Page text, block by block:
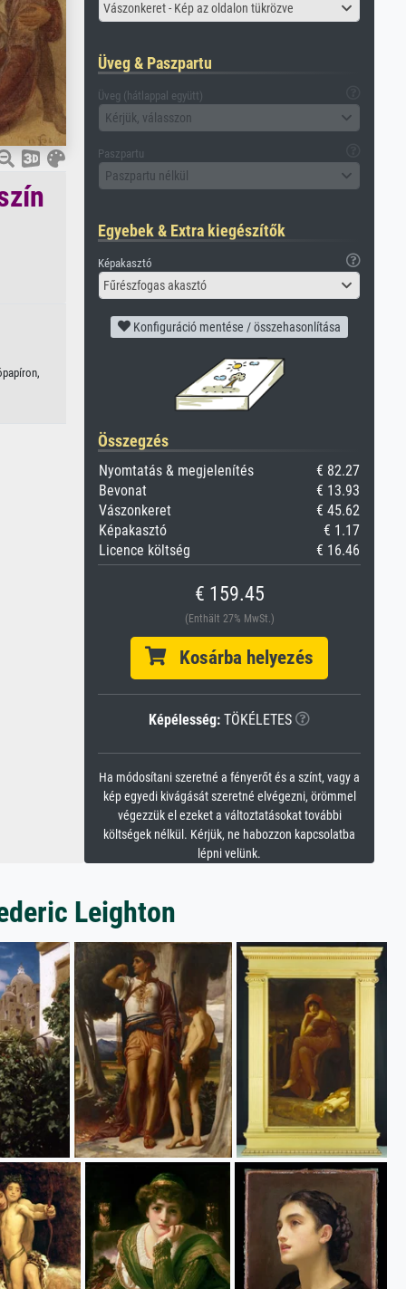
Vászonkeret - Kép az oldalon tükrözve
Üveg & Paszpartu
Üveg (hátlappal együtt)
Kérjük, válasszon
Paszpartu
Paszpartu nélkül
Egyebek & Extra kiegészítők
Képakasztó
Fűrészfogas akasztó
Konfiguráció mentése / összehasonlítása
Összegzés
Nyomtatás & megjelenítés
€ 82.27
Bevonat
€ 13.93
Vászonkeret
€ 45.62
Képakasztó
€ 1.17
Licence költség
€ 16.46
€ 159.45
(Enthält 27% MwSt.)
Kosárba helyezés
Képélesség: TÖKÉLETES
Ha módosítani szeretné a fényerőt és a színt, vagy a
kép egyedi kivágását szeretné elvégezni, örömmel
végezzük el ezeket a változtatásokat további
költségek nélkül. Kérjük, ne habozzon kapcsolatba
lépni velünk.
Leighton